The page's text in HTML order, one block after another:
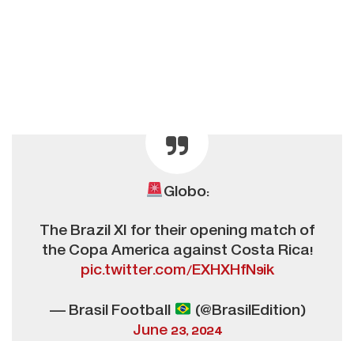
Globo:
The Brazil XI for their opening match of
the Copa America against Costa Rica!
pic.twitter.com/EXHXHfN9ik
— Brasil Football
(@BrasilEdition)
June 23, 2024